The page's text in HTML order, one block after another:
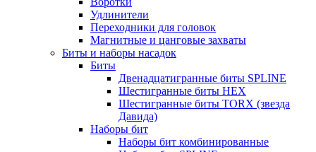
Удлинители
Переходники для головок
Магнитные и цанговые захваты
Биты и наборы насадок
Биты
Двенадцатигранные биты SPLINE
Шестигранные биты HEX
Шестигранные биты TORX (звезда
Давида)
Наборы бит
Наборы бит комбинированные